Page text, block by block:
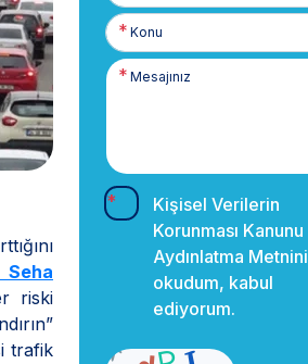
riski
trafik
Kişisel Verilerin
Korunması Kanunu
Aydınlatma Metnini
okudum, kabul
ediyorum.